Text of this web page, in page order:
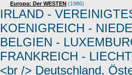
Europa: Der WESTEN (1986)
IRLAND -
KOENIGREICH -
BELGIEN -
FRANKREICH -
<br /> Deutschland,